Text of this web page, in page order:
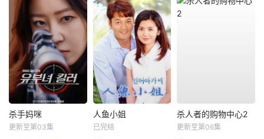
杀手妈咪
更新至第03集
人鱼小姐
已完结
杀人者的购物中心2
更新至第06集